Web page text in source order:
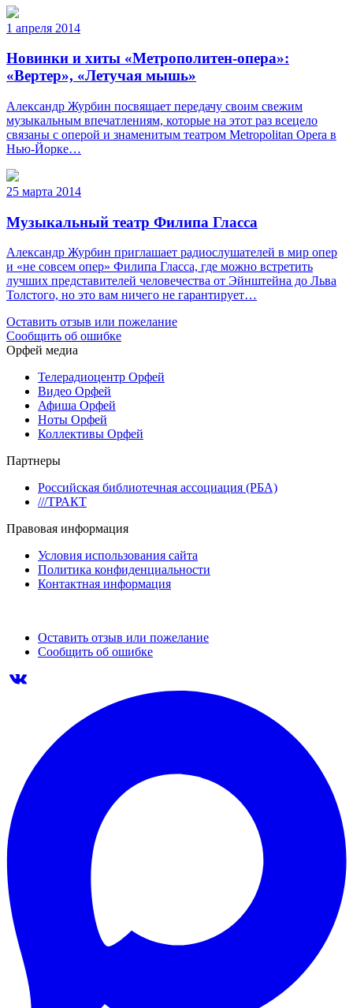
1 апреля 2014
Новинки и хиты «Метрополитен-опера»:
«Вертер», «Летучая мышь»
Александр Журбин посвящает передачу своим свежим
музыкальным впечатлениям, которые на этот раз всецело
связаны с оперой и знаменитым театром Metropolitan Opera в
Нью-Йорке…
25 марта 2014
Музыкальный театр Филипа Гласса
Александр Журбин приглашает радиослушателей в мир опер
и «не совсем опер» Филипа Гласса, где можно встретить
лучших представителей человечества от Эйнштейна до Льва
Толстого, но это вам ничего не гарантирует…
Оставить отзыв или пожелание
Сообщить об ошибке
Орфей медиа
Телерадиоцентр Орфей
Видео Орфей
Афиша Орфей
Ноты Орфей
Коллективы Орфей
Партнеры
Российская библиотечная ассоциация (РБА)
///ТРАКТ
Правовая информация
Условия использования сайта
Политика конфиденциальности
Контактная информация
Оставить отзыв или пожелание
Сообщить об ошибке